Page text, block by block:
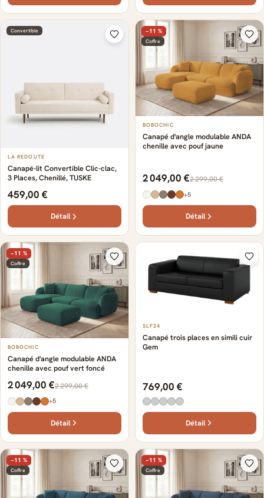
Convertible
LA REDOUTE
Canapé-lit Convertible Clic-clac,
3 Places, Chenillé, TUSKE
459,00 €
Détail
−11 %
Coffre
BOBOCHIC
Canapé d'angle modulable ANDA
chenille avec pouf jaune
2 049,00 €2 299,00 €
+5
Détail
−11 %
Coffre
BOBOCHIC
Canapé d'angle modulable ANDA
chenille avec pouf vert foncé
2 049,00 €2 299,00 €
+5
Détail
SLF24
Canapé trois places en simili cuir
Gem
769,00 €
Détail
−11 %
Coffre
−11 %
Coffre